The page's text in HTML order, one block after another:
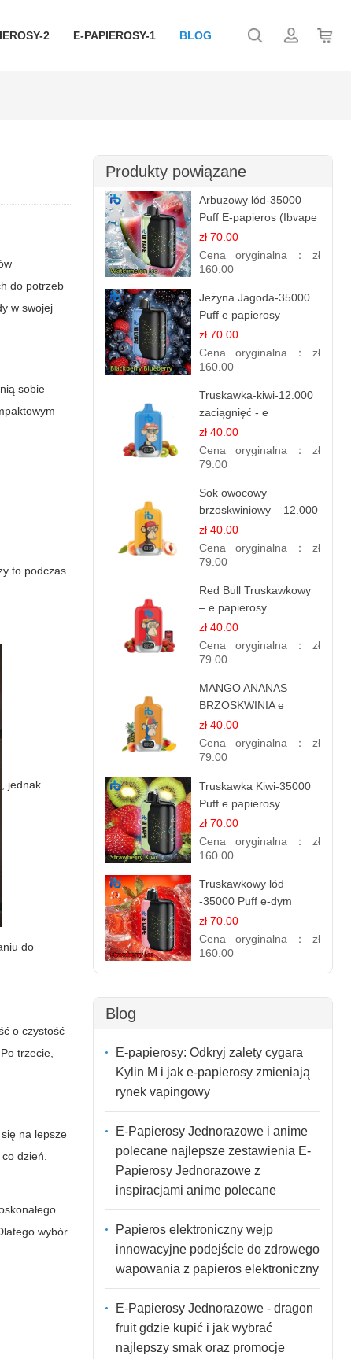
2 E-PAPIEROSY-1 BLOG
do potrzeb
w swojej
sobie
to podczas
, jednak
do
o czystość
trzecie,
na lepsze
dzień.
wybór
Produkty powiązane
Arbuzowy lód-35000
Puff E-papieros (Ibvape
Bar )
zł 70.00
Cena oryginalna： zł
160.00
Jeżyna Jagoda-35000
Puff e papierosy
jednorazowe
zł 70.00
Cena oryginalna： zł
160.00
Truskawka-kiwi-12.000
zaciągnięć - e
papierosy jednorazowe
zł 40.00
Cena oryginalna： zł
79.00
Sok owocowy
brzoskwiniowy – 12.000
zaciągnięć – e
papierosy jednorazowe
zł 40.00
Cena oryginalna： zł
79.00
Red Bull Truskawkowy
– e papierosy
jednorazowe
zł 40.00
Cena oryginalna： zł
79.00
MANGO ANANAS
BRZOSKWINIA e
papierosy – 12.000
zaciągnięć
zł 40.00
Cena oryginalna： zł
79.00
Truskawka Kiwi-35000
Puff e papierosy
(Ibvape Bar)
zł 70.00
Cena oryginalna： zł
160.00
Truskawkowy lód
-35000 Puff e-dym
zł 70.00
Cena oryginalna： zł
160.00
Blog
E-papierosy: Odkryj zalety cygara
Kylin M i jak e-papierosy zmieniają
rynek vapingowy
E-Papierosy Jednorazowe i anime
polecane najlepsze zestawienia E-
Papierosy Jednorazowe z
inspiracjami anime polecane
Papieros elektroniczny wejp
innowacyjne podejście do zdrowego
wapowania z papieros elektroniczny
E-Papierosy Jednorazowe - dragon
fruit gdzie kupić i jak wybrać
najlepszy smak oraz promocje